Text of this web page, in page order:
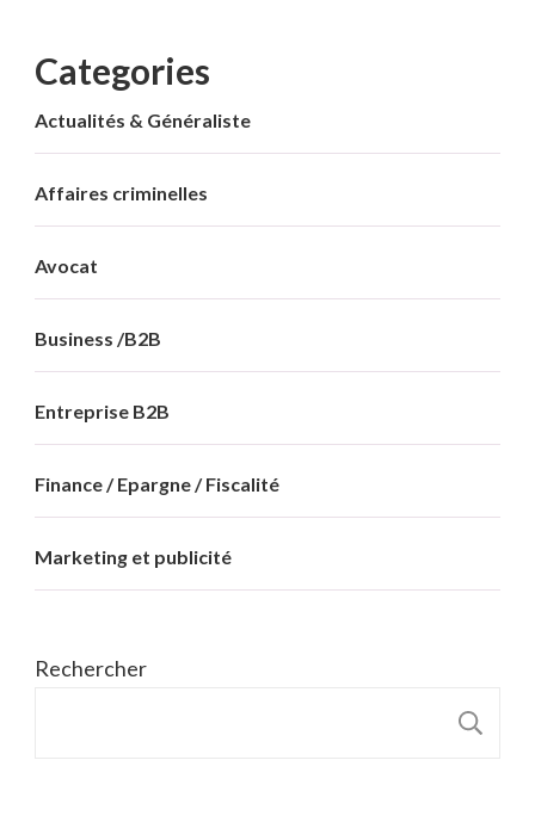
Categories
Actualités & Généraliste
Affaires criminelles
Avocat
Business /B2B
Entreprise B2B
Finance / Epargne / Fiscalité
Marketing et publicité
Rechercher